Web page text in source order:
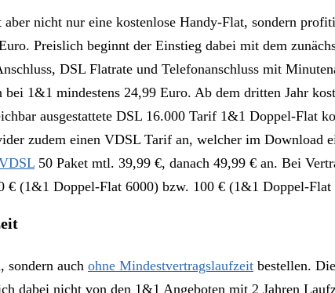
nicht nur eine kostenlose Handy-Flat, sondern
Preislich beginnt der Einstieg dabei mit dem
DSL Flatrate und Telefonanschluss mit
1&1 mindestens 24,99 Euro. Ab dem dritten Jahr
ausgestattete DSL 16.000 Tarif 1&1 Doppel-Flat
zudem einen VDSL Tarif an, welcher im Download
50 Paket mtl. 39,99 €, danach 49,99 € an. Bei
€ (1&1 Doppel-Flat 6000) bzw. 100 € (1&1 Doppel-
sondern auch ohne Mindestvertragslaufzeit bestellen.
dabei nicht von den 1&1 Angeboten mit 2 Jahren